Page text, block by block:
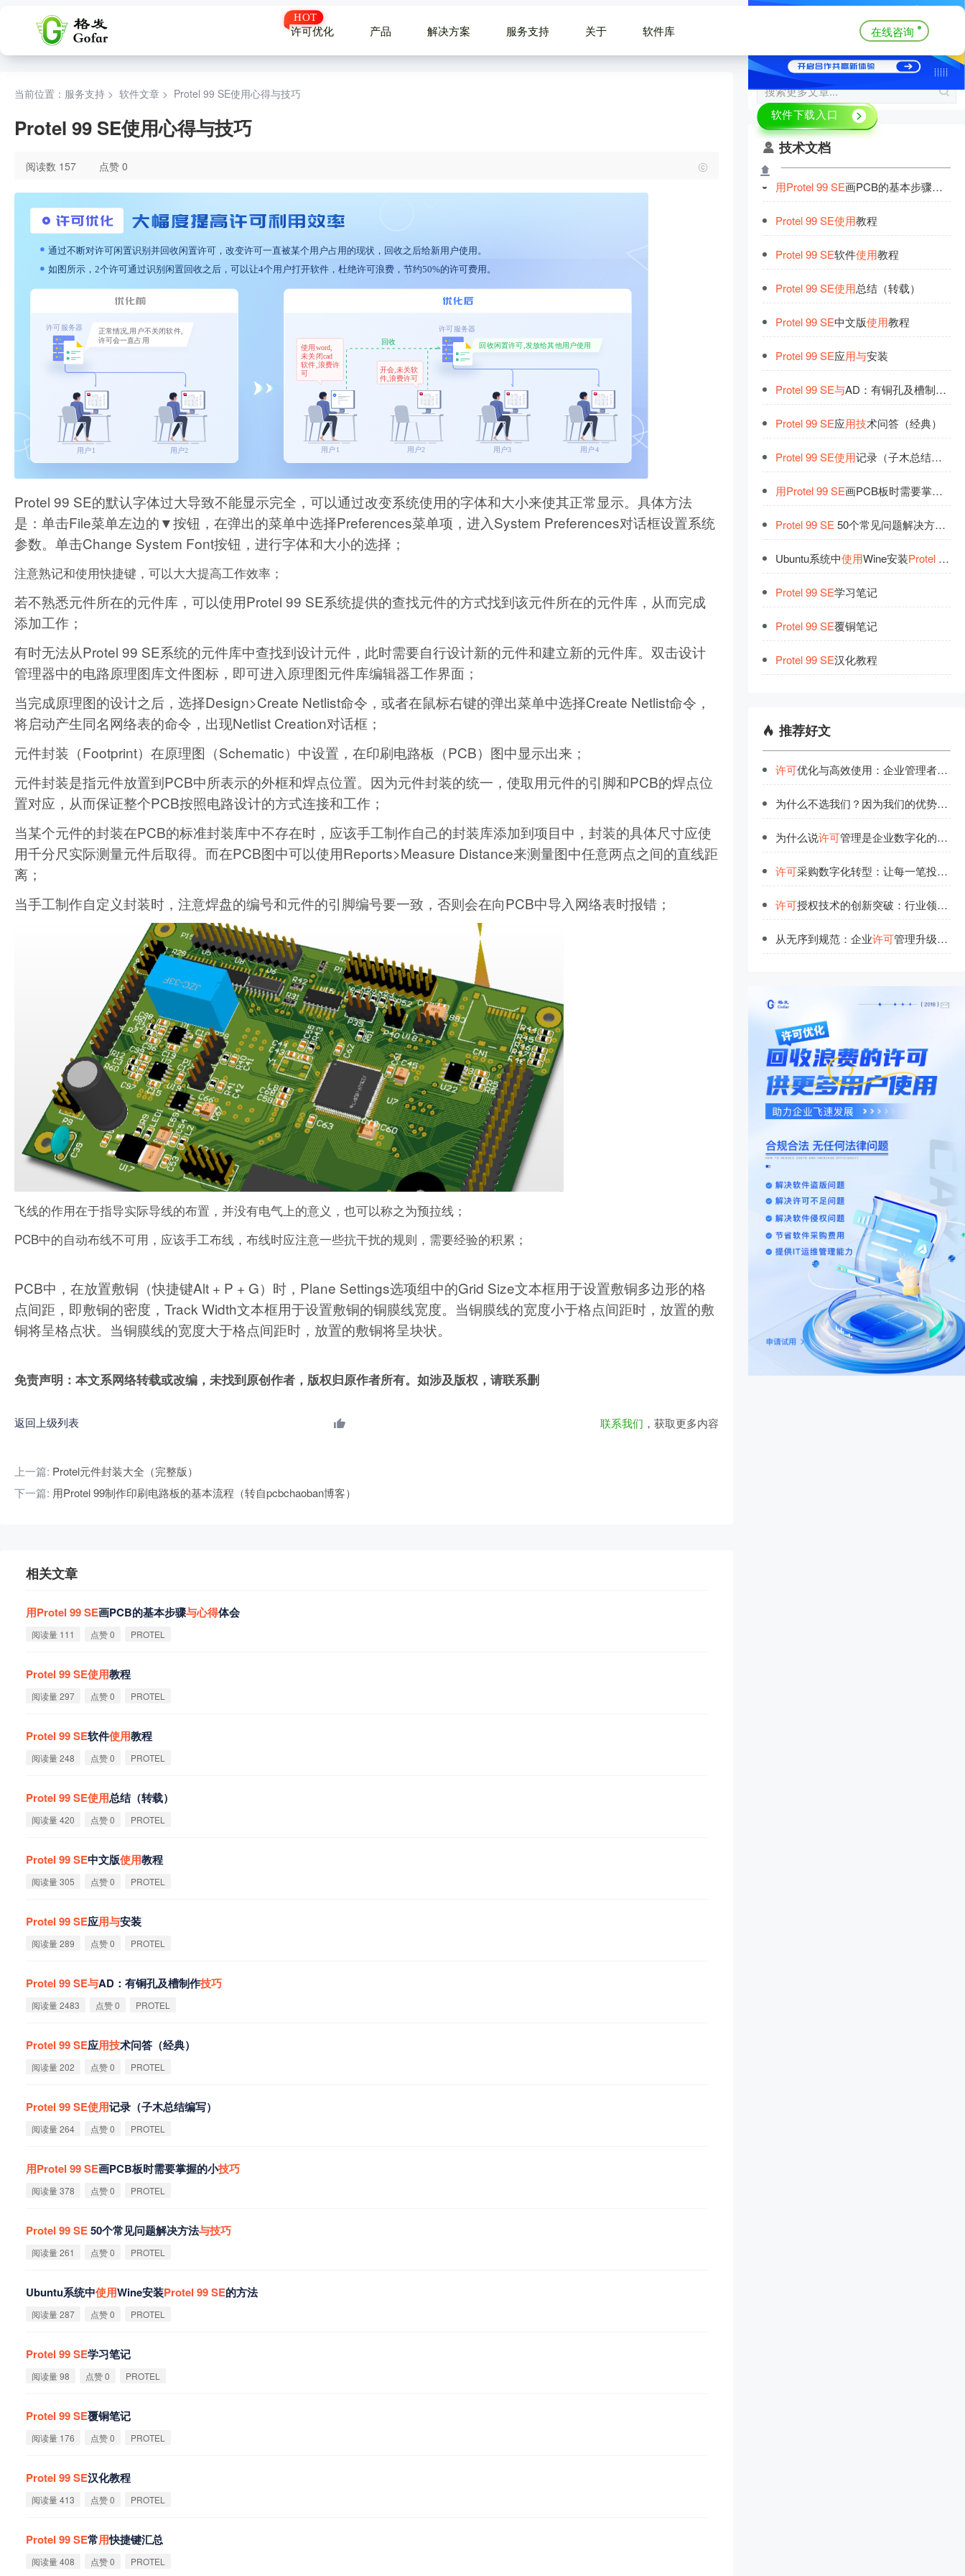
许可优化 产品 解决方案 服务支持 关于 软件库 在线咨询
当前位置：服务支持 > 软件文章 > Protel 99 SE使用心得与技巧
Protel 99 SE使用心得与技巧
阅读数 157 点赞 0
Protel 99 SE的默认字体过大导致不能显示完全，可以通过改变系统使用的字体和大小来使其正常显示。具体方法
是：单击File菜单左边的▼按钮，在弹出的菜单中选择Preferences菜单项，进入System Preferences对话框设置系统
参数。单击Change System Font按钮，进行字体和大小的选择；
注意熟记和使用快捷键，可以大大提高工作效率；
若不熟悉元件所在的元件库，可以使用Protel 99 SE系统提供的查找元件的方式找到该元件所在的元件库，从而完成
添加工作；
有时无法从Protel 99 SE系统的元件库中查找到设计元件，此时需要自行设计新的元件和建立新的元件库。双击设计
管理器中的电路原理图库文件图标，即可进入原理图元件库编辑器工作界面；
当完成原理图的设计之后，选择Design>Create Netlist命令，或者在鼠标右键的弹出菜单中选择Create Netlist命令，
将启动产生同名网络表的命令，出现Netlist Creation对话框；
元件封装（Footprint）在原理图（Schematic）中设置，在印刷电路板（PCB）图中显示出来；
元件封装是指元件放置到PCB中所表示的外框和焊点位置。因为元件封装的统一，使取用元件的引脚和PCB的焊点位
置对应，从而保证整个PCB按照电路设计的方式连接和工作；
当某个元件的封装在PCB的标准封装库中不存在时，应该手工制作自己的封装库添加到项目中，封装的具体尺寸应使
用千分尺实际测量元件后取得。而在PCB图中可以使用Reports>Measure Distance来测量图中任意两点之间的直线距
离；
当手工制作自定义封装时，注意焊盘的编号和元件的引脚编号要一致，否则会在向PCB中导入网络表时报错；
飞线的作用在于指导实际导线的布置，并没有电气上的意义，也可以称之为预拉线；
PCB中的自动布线不可用，应该手工布线，布线时应注意一些抗干扰的规则，需要经验的积累；
PCB中，在放置敷铜（快捷键Alt + P + G）时，Plane Settings选项组中的Grid Size文本框用于设置敷铜多边形的格
点间距，即敷铜的密度，Track Width文本框用于设置敷铜的铜膜线宽度。当铜膜线的宽度小于格点间距时，放置的敷
铜将呈格点状。当铜膜线的宽度大于格点间距时，放置的敷铜将呈块状。
免责声明：本文系网络转载或改编，未找到原创作者，版权归原作者所有。如涉及版权，请联系删
返回上级列表 联系我们 ，获取更多内容
上一篇: Protel元件封装大全（完整版）
下一篇: 用Protel 99制作印刷电路板的基本流程（转自pcbchaoban博客）
相关文章
用Protel 99SE画PCB的基本步骤与心得体会
阅读量 111 点赞 0 PROTEL
Protel 99SE使用教程
阅读量 297 点赞 0 PROTEL
Protel 99SE软件使用教程
阅读量 248 点赞 0 PROTEL
Protel 99SE使用总结（转载）
阅读量 420 点赞 0 PROTEL
Protel 99SE中文版使用教程
阅读量 305 点赞 0 PROTEL
Protel 99SE应用与安装
阅读量 289 点赞 0 PROTEL
Protel 99SE与AD：有铜孔及槽制作技巧
阅读量 2483 点赞 0 PROTEL
Protel 99SE应用技术问答（经典）
阅读量 202 点赞 0 PROTEL
Protel 99SE使用记录（子木总结编写）
阅读量 264 点赞 0 PROTEL
用Protel 99SE画PCB板时需要掌握的小技巧
阅读量 378 点赞 0 PROTEL
Protel 99SE50个常见问题解决方法与技巧
阅读量 261 点赞 0 PROTEL
Ubuntu系统中使用Wine安装Protel 99SE的方法
阅读量 287 点赞 0 PROTEL
Protel 99SE学习笔记
阅读量 98 点赞 0 PROTEL
Protel 99SE覆铜笔记
阅读量 176 点赞 0 PROTEL
Protel 99SE汉化教程
阅读量 413 点赞 0 PROTEL
Protel 99SE常用快捷键汇总
阅读量 408 点赞 0 PROTEL
技术文档
用Protel 99 SE画PCB的基本步骤与
Protel 99 SE使用教程
Protel 99 SE软件使用教程
Protel 99 SE使用总结（转载）
Protel 99 SE中文版使用教程
Protel 99 SE应用与安装
Protel 99 SE与AD：有铜孔及槽制作
Protel 99 SE应用技术问答（经典）
Protel 99 SE使用记录（子木总结编写）
用Protel 99 SE画PCB板时需要掌握的小
Protel 99 SE 50个常见问题解决方法
Ubuntu系统中使用Wine安装Protel 99
Protel 99 SE学习笔记
Protel 99 SE覆铜笔记
Protel 99 SE汉化教程
推荐好文
许可优化与高效使用：企业管理者的必修课
为什么不选我们？因为我们的优势不只是技术雄厚
为什么说许可管理是企业数字化的基础工程？
许可采购数字化转型：让每一笔投入都有据可查
许可授权技术的创新突破：行业领先者的研发投入
从无序到规范：企业许可管理升级路线图